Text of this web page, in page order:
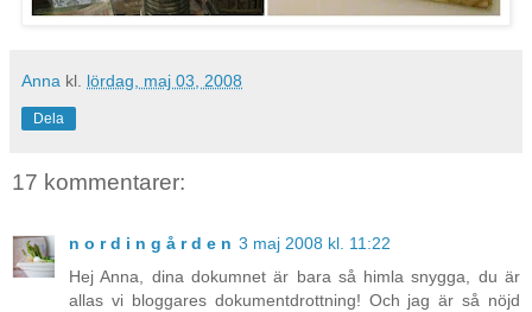
Anna kl. lördag, maj 03, 2008
Dela
17 kommentarer:
n o r d i n g å r d e n 3 maj 2008 kl. 11:22
Hej Anna, dina dokumnet är bara så himla snygga, du är
allas vi bloggares dokumentdrottning! Och jag är så nöjd